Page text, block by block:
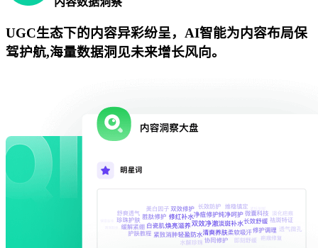
UGC生态下的内容异彩纷呈，AI智能为内容布局保
驾护航,海量数据洞见未来增长风向。